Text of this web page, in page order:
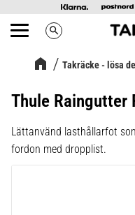
Meny search
Takräcke - lösa
Thule Raingutter
Lättanvänd lasthållarfot
fordon med dropplist.